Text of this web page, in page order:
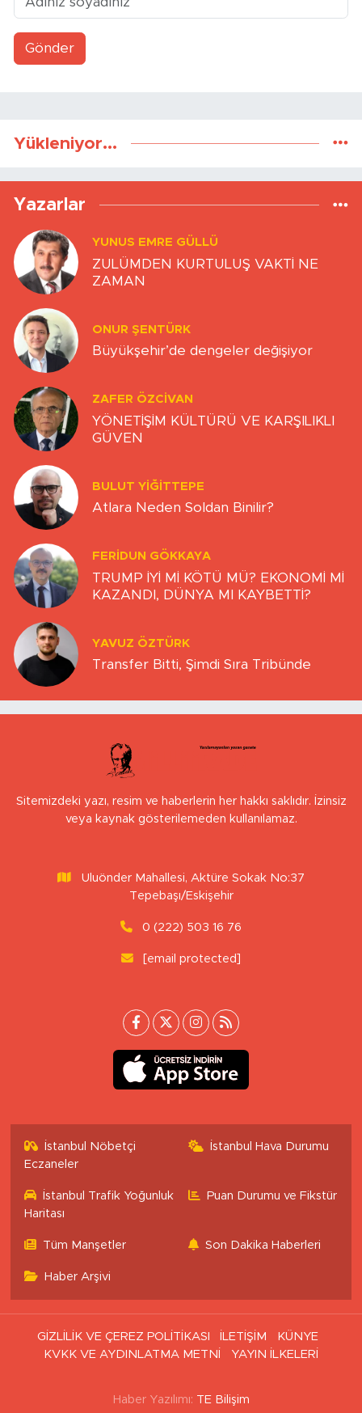
Gönder
Yükleniyor...
Yazarlar
YUNUS EMRE GÜLLÜ
ZULÜMDEN KURTULUŞ VAKTİ NE
ZAMAN
ONUR ŞENTÜRK
Büyükşehir’de dengeler değişiyor
ZAFER ÖZCIVAN
YÖNETİŞİM KÜLTÜRÜ VE KARŞILIKLI
GÜVEN
BULUT YİĞİTTEPE
Atlara Neden Soldan Binilir?
FERIDUN GÖKKAYA
TRUMP İYİ Mİ KÖTÜ MÜ? EKONOMİ Mİ
KAZANDI, DÜNYA MI KAYBETTİ?
YAVUZ ÖZTÜRK
Transfer Bitti, Şimdi Sıra Tribünde
Sitemizdeki yazı, resim ve haberlerin her hakkı saklıdır. İzinsiz
veya kaynak gösterilemeden kullanılamaz.
Uluönder Mahallesi, Aktüre Sokak No:37
Tepebaşı/Eskişehir
0 (222) 503 16 76
[email protected]
İstanbul Nöbetçi
Eczaneler
İstanbul Hava Durumu
İstanbul Trafik Yoğunluk
Haritası
Puan Durumu ve Fikstür
Tüm Manşetler Son Dakika Haberleri
Haber Arşivi
GİZLİLİK VE ÇEREZ POLİTİKASI İLETİŞİM
KÜNYE
KVKK VE AYDINLATMA METNİ
YAYIN İLKELERİ
Haber Yazılımı: TE Bilişim